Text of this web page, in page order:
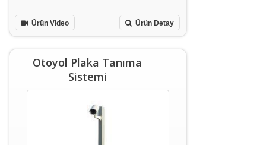
Ürün Detay
Ürün Video
Otoyol Plaka Tanıma
Sistemi